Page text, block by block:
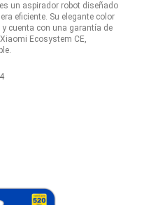
un aspirador robot diseñado
eficiente. Su elegante color
cuenta con una garantía de
Ecosystem CE,